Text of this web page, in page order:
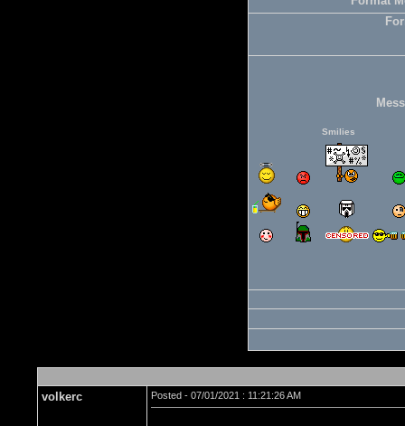
Smilies
volkerc Posted - 07/01/2021 : 11:21:26 AM